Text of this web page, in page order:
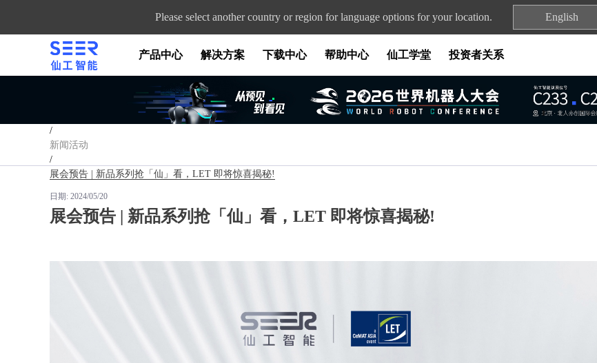
Please select another country or region for language options for your location. English
产品中心 解决方案 下载中心 帮助中心 仙工学堂 投资者关系
/
新闻活动
/
展会预告 | 新品系列抢「仙」看，LET 即将惊喜揭秘!
日期: 2024/05/20
展会预告 | 新品系列抢「仙」看，LET 即将惊喜揭秘!